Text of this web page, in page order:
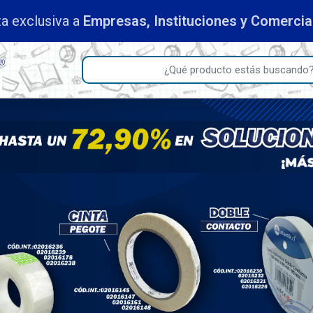
exclusiva a Empresas, Instituciones y